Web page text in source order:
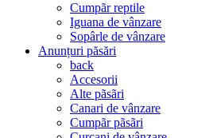
Cumpãr reptile
Iguana de vânzare
Sopârle de vânzare
Anunțuri păsări
back
Accesorii
Alte pãsãri
Canari de vânzare
Cumpãr pãsãri